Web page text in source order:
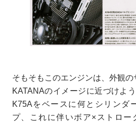
そもそもこのエンジンは、外観
KATANAのイメージに近づけよ
K75Aをベースに何とシリンダ
プ、これに伴いボア×ストロー